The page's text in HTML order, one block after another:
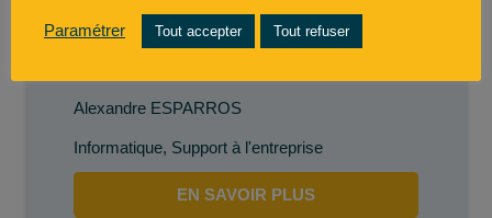
Alexandre ESPARROS
Informatique, Support à l'entreprise
EN SAVOIR PLUS
Paramétrer Tout accepter Tout refuser